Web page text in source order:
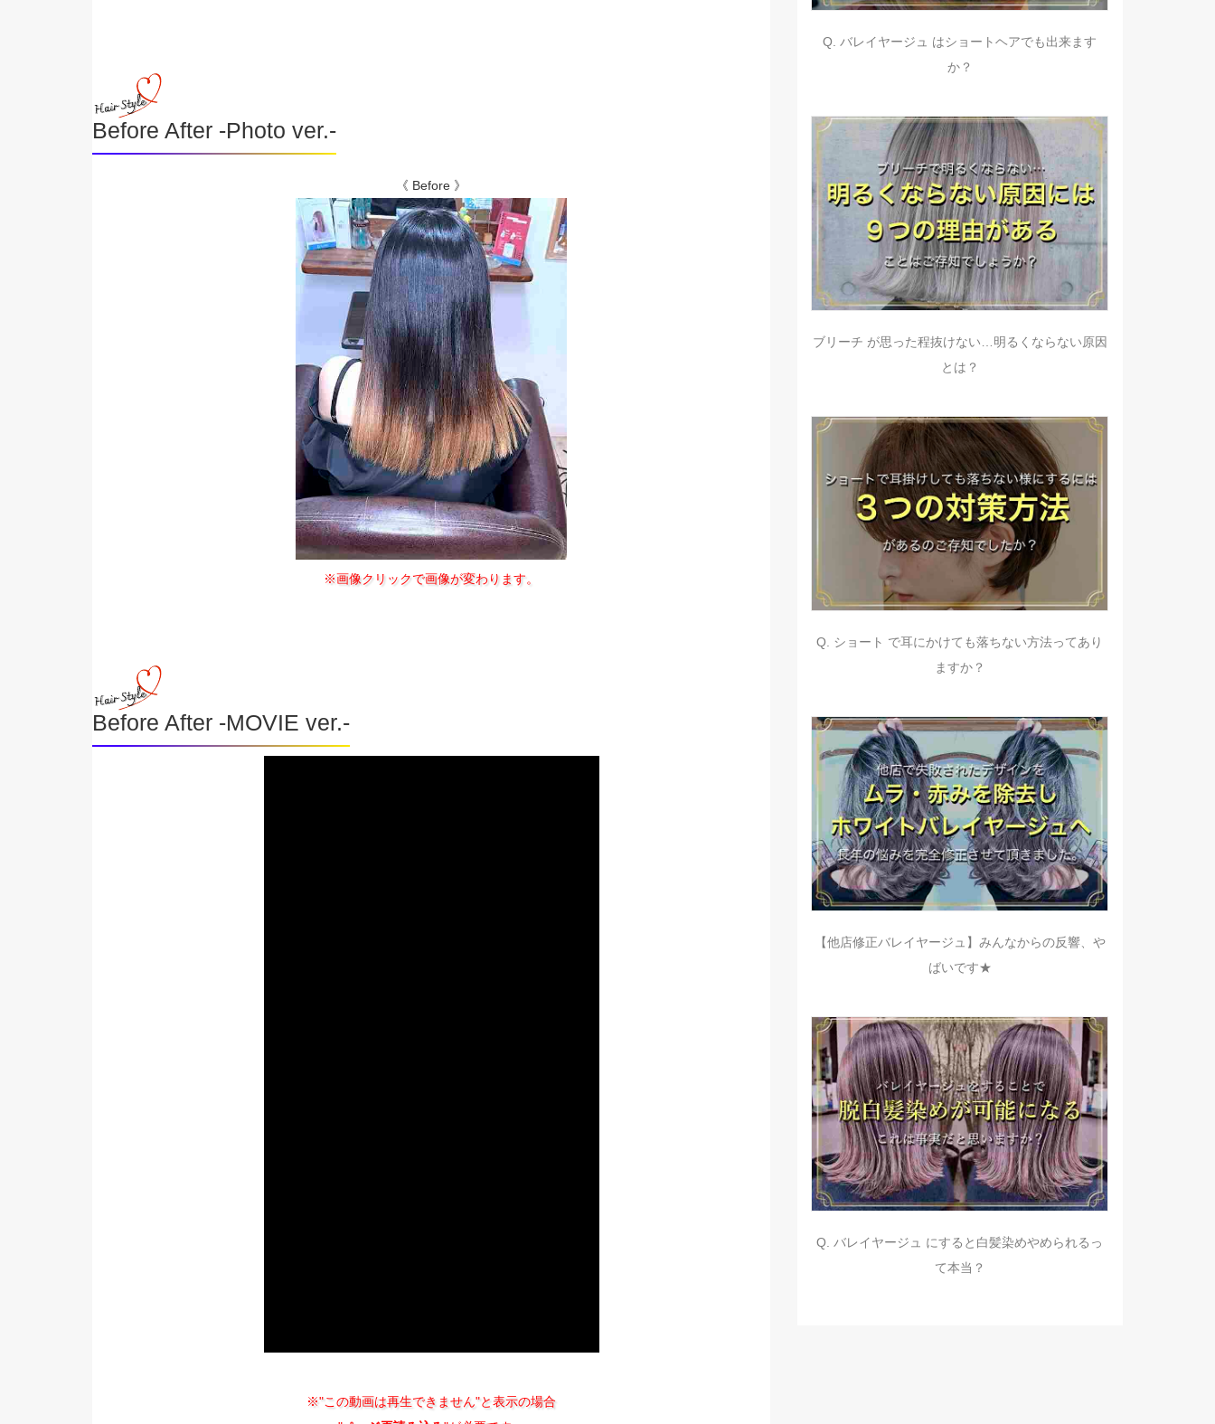
Before After -Photo ver.-
《 Before 》
※画像クリックで画像が変わります。
Before After -MOVIE ver.-
※"この動画は再生できません"と表示の場合
Q. バレイヤージュ はショートヘアでも出来ます
か？
ブリーチ が思った程抜けない…明るくならない原因
とは？
Q. ショート で耳にかけても落ちない方法ってあり
ますか？
【他店修正バレイヤージュ】みんなからの反響、や
ばいです★
Q. バレイヤージュ にすると白髪染めやめられるっ
て本当？